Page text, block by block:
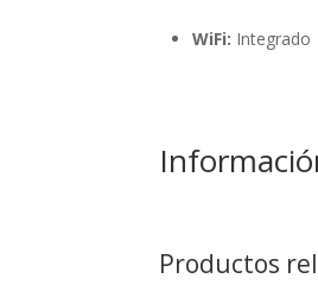
WiFi: Integrado
Productos